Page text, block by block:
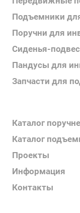
Подъемники
Поручни для
Сиденья-
Пандусы для
Запчасти для
Каталог
Каталог
Проекты
Информация
Контакты